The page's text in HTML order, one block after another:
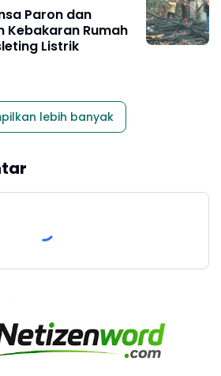
Paron dan
Kebakaran Rumah
Listrik
lebih banyak